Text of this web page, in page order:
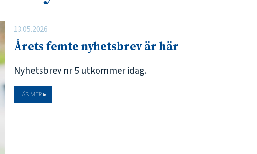
13.05.2026
Årets femte nyhetsbrev är här
Nyhetsbrev nr 5 utkommer idag.
LÄS MER ▸